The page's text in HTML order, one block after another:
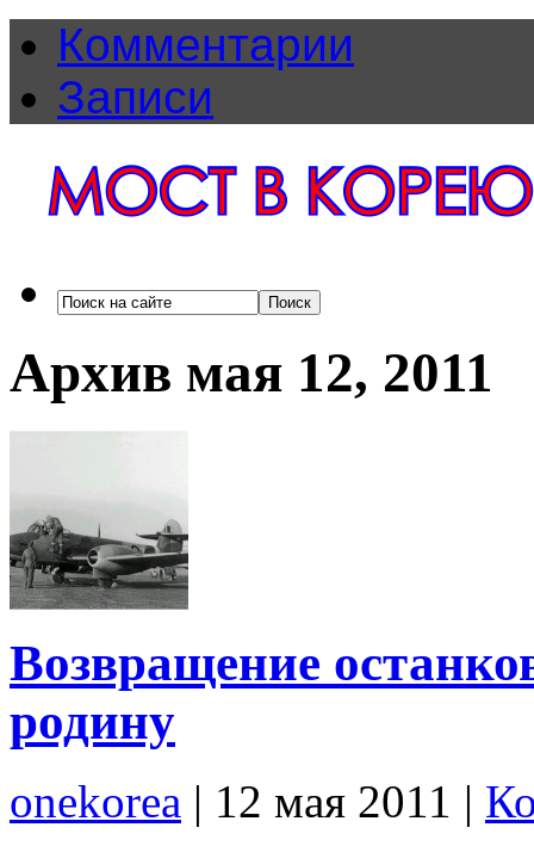
Комментарии
Записи
Архив мая 12, 2011
Возвращение
родину
onekorea | 12 мая 2011 |